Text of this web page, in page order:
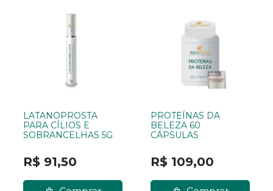
LATANOPROSTA
PARA CÍLIOS E
SOBRANCELHAS 5G
R$ 91,50
PROTEÍNAS DA
BELEZA 60
CÁPSULAS
R$ 109,00